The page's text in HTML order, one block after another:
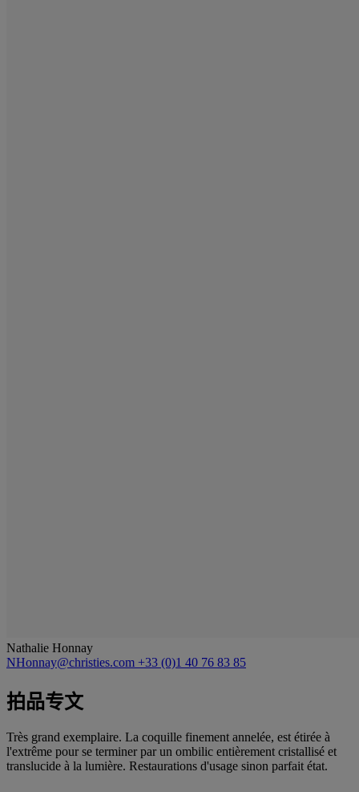
Nathalie Honnay
NHonnay@christies.com +33 (0)1 40 76 83 85
拍品专文
Très grand exemplaire. La coquille finement annelée, est étirée à
l'extrême pour se terminer par un ombilic entièrement cristallisé et
translucide à la lumière. Restaurations d'usage sinon parfait état.